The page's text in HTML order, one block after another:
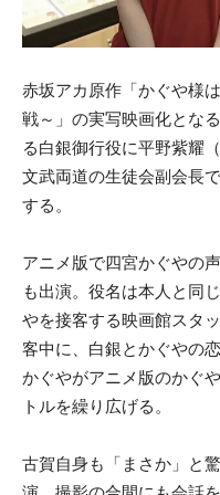
赤坂アカ原作「かぐや様
戦～」の実写映画化とな
る白銀御行役に平野紫耀
文武両道の生徒会副会長
する。
アニメ版で四宮かぐやの
も出演。役名は本人と同
やを接客する映画館スタ
客中に、白銀とかぐやの
かぐやがアニメ版のかぐ
トルを繰り広げる。
古賀自身も「まさか」と